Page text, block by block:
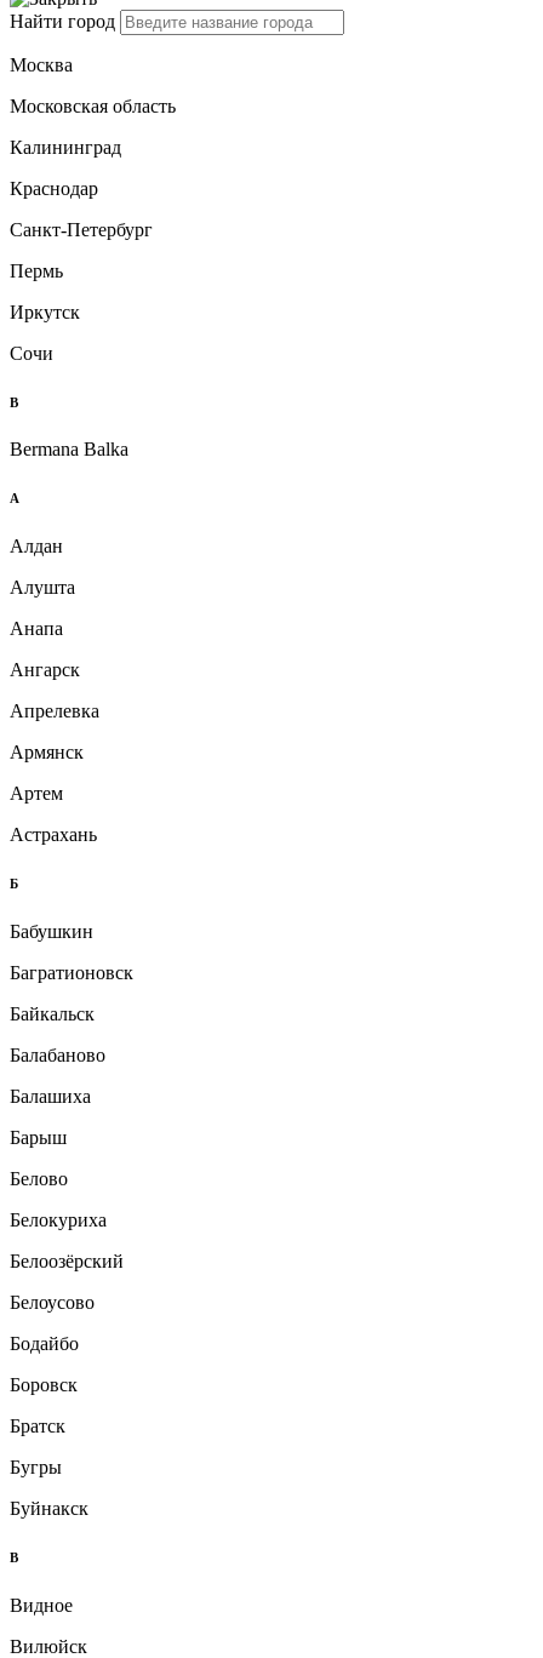
Найти город
Москва
Московская область
Калининград
Краснодар
Санкт-Петербург
Пермь
Иркутск
Сочи
B
Bermana Balka
А
Алдан
Алушта
Анапа
Ангарск
Апрелевка
Армянск
Артем
Астрахань
Б
Бабушкин
Багратионовск
Байкальск
Балабаново
Балашиха
Барыш
Белово
Белокуриха
Белоозёрский
Белоусово
Бодайбо
Боровск
Братск
Бугры
Буйнакск
В
Видное
Вилюйск